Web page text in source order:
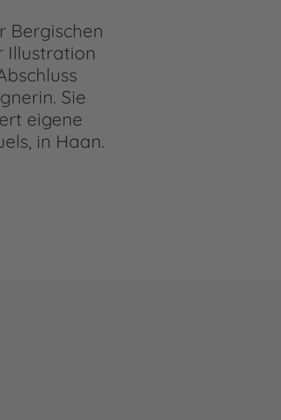
Bergischen
Illustration
Sie
eigene
in Haan.